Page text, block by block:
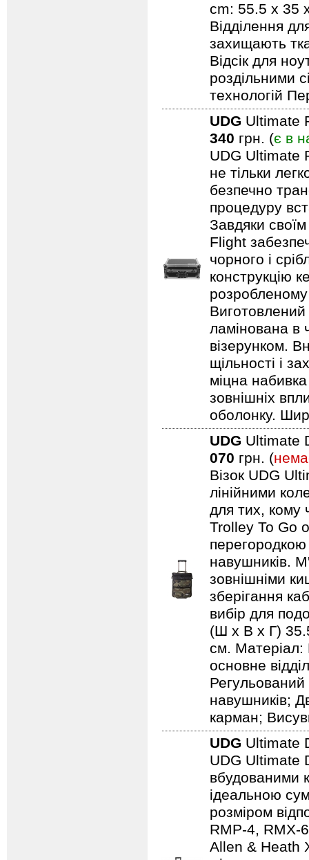
cm: 55.5 x 35
Відділення
захищають
Відсік для
роздільними
технологій
UDG Ultimate
340 грн. (є в
UDG Ultimate
не тільки
безпечно
процедуру
Завдяки
Flight
чорного і
конструкцію
ламінована в
візерунком.
щільності і
міцна
зовнішніх
оболонку.
UDG Ultimate
070 грн. (
Візок UDG
лінійними
для тих, кому
Trolley To Go
перегородкою
навушників.
зовнішніми
зберігання
вибір для
(Ш х В х Г)
см. Матеріал:
основне
Регульований
навушників;
карман;
UDG Ultimate
UDG Ultimate
вбудованими
ідеальною
розміром
RMP-4, RMX-
Allen & Heath